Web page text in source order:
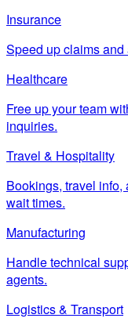
Insurance
Speed up claims
Healthcare
Free up your team
inquiries.
Travel & Hospitality
Bookings, travel
wait times.
Manufacturing
Handle technical
agents.
Logistics & Transport